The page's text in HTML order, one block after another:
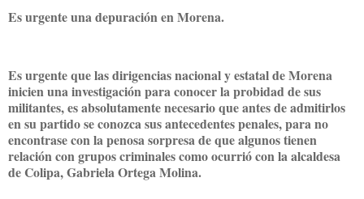
Es urgente una depuración en Morena.
Es urgente que las dirigencias nacional y estatal de Morena
inicien una investigación para conocer la probidad de sus
militantes, es absolutamente necesario que antes de admitirlos
en su partido se conozca sus antecedentes penales, para no
encontrase con la penosa sorpresa de que algunos tienen
relación con grupos criminales como ocurrió con la alcaldesa
de Colipa, Gabriela Ortega Molina.